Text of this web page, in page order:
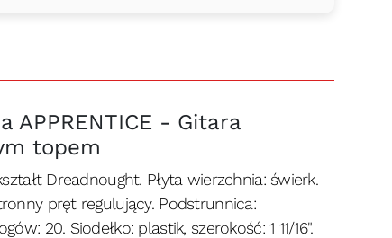
APPRENTICE - Gitara
topem
Dreadnought. Płyta wierzchnia: świerk.
pręt regulujący. Podstrunnica:
20. Siodełko: plastik, szerokość: 1 11/16".